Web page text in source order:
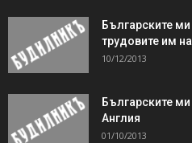
Българските
трудовите им
10/12/2013
Българските
Англия
01/10/2013